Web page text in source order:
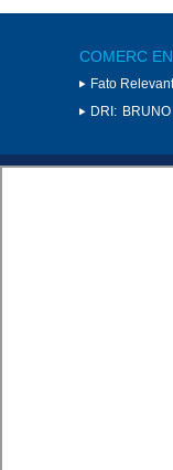
COMERC
Fato
DRI: